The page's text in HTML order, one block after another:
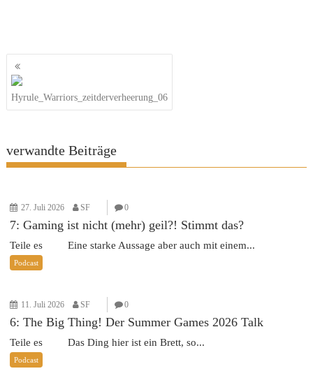
Beitragsnavigation
Hyrule_Warriors_zeitderverheerung_06
verwandte Beiträge
27. Juli 2026 SF 0
7: Gaming ist nicht (mehr) geil?! Stimmt das?
Teile es Eine starke Aussage aber auch mit einem...
Podcast
11. Juli 2026 SF 0
6: The Big Thing! Der Summer Games 2026 Talk
Teile es Das Ding hier ist ein Brett, so...
Podcast